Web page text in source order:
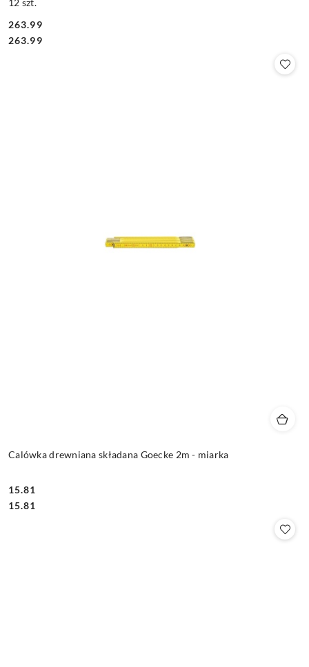
12 szt.
Cena:
263.99
Cena:
263.99
Calówka drewniana składana Goecke 2m - miarka
Cena:
15.81
Cena:
15.81